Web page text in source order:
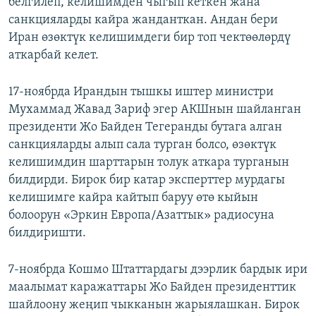
белгилеп, келишимден чыгып кеткен жана
санкцияларды кайра жанданткан. Андан бери
Иран өзөктүк келишимдеги бир топ чектөөлөрдү
аткарбай келет.
17-ноябрда Ирандын тышкы иштер министри
Мухаммад Жавад Зариф эгер АКШнын шайланган
президенти Жо Байден Тегеранды бутага алган
санкцияларды алып сала турган болсо, өзөктүк
келишимдин шарттарын толук аткара турганын
билдирди. Бирок бир катар эксперттер мурдагы
келишимге кайра кайтып баруу өтө кыйын
болоорун «Эркин Европа/Азаттык» радиосуна
билдиришти.
7-ноябрда Кошмо Штаттардагы дээрлик бардык ири
маалымат каражаттары Жо Байден президенттик
шайлоону жеңип чыкканын жарыялашкан. Бирок